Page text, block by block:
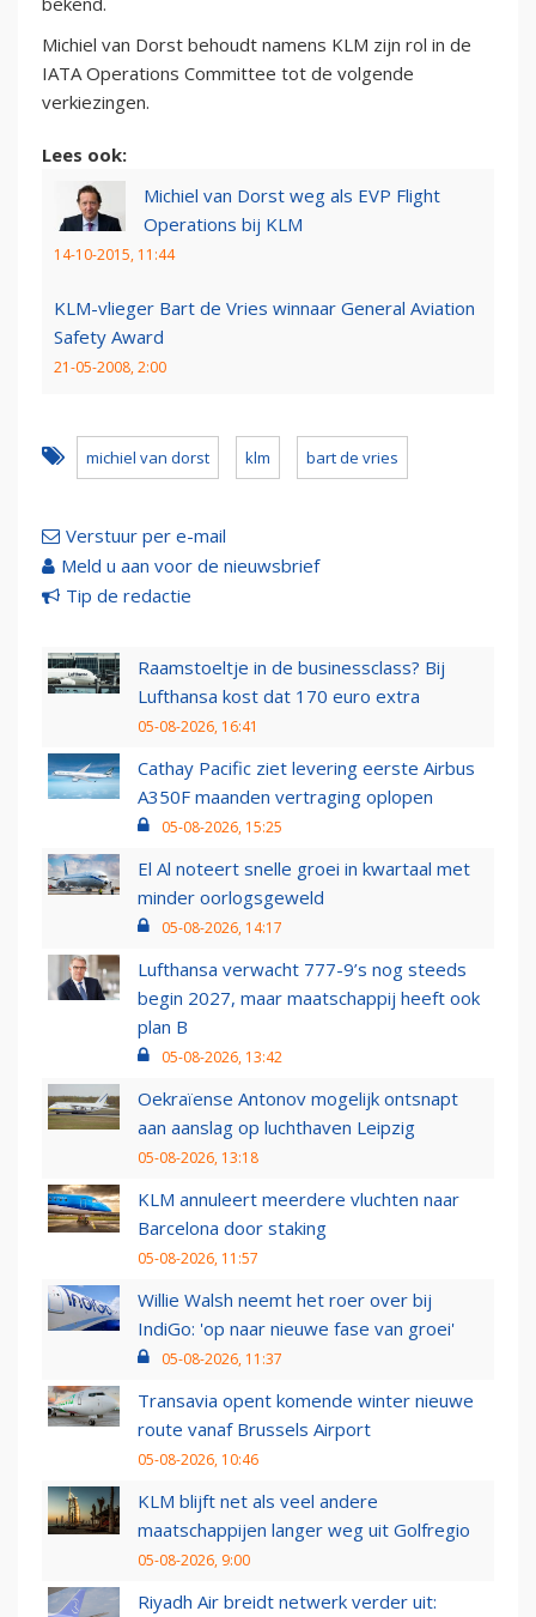
Michiel van Dorst behoudt namens KLM zijn rol in de
IATA Operations Committee tot de volgende
verkiezingen.
Lees ook:
Michiel van Dorst weg als EVP Flight
Operations bij KLM
14-10-2015, 11:44
KLM-vlieger Bart de Vries winnaar General Aviation
Safety Award
21-05-2008, 2:00
michiel van dorst klm bart de vries
Verstuur per e-mail
Meld u aan voor de nieuwsbrief
Tip de redactie
Raamstoeltje in de businessclass? Bij
Lufthansa kost dat 170 euro extra
05-08-2026, 16:41
Cathay Pacific ziet levering eerste Airbus
A350F maanden vertraging oplopen
05-08-2026, 15:25
El Al noteert snelle groei in kwartaal met
minder oorlogsgeweld
05-08-2026, 14:17
Lufthansa verwacht 777-9’s nog steeds
begin 2027, maar maatschappij heeft ook
plan B
05-08-2026, 13:42
Oekraïense Antonov mogelijk ontsnapt
aan aanslag op luchthaven Leipzig
05-08-2026, 13:18
KLM annuleert meerdere vluchten naar
Barcelona door staking
05-08-2026, 11:57
Willie Walsh neemt het roer over bij
IndiGo: 'op naar nieuwe fase van groei'
05-08-2026, 11:37
Transavia opent komende winter nieuwe
route vanaf Brussels Airport
05-08-2026, 10:46
KLM blijft net als veel andere
maatschappijen langer weg uit Golfregio
05-08-2026, 9:00
Riyadh Air breidt netwerk verder uit: